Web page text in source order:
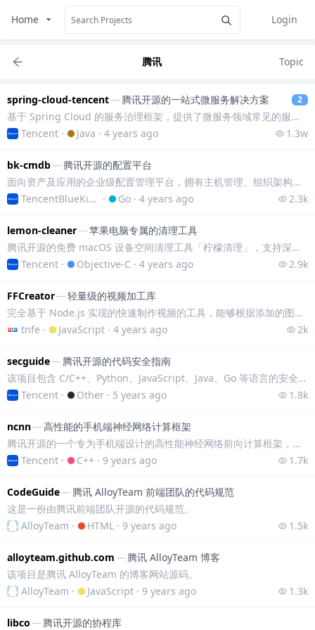
Home
Login
腾讯 Topic
spring-cloud-tencent—腾讯开源的一站式微服务解决方案 2
基于 Spring Cloud 的服务治理框架，提供了微服务领域常见的服务注册与发现、配置中心、服务路由、限流熔断以及元数据链路透传等能力。
Tencent · Java · 4 years ago 1.3w
bk-cmdb—腾讯开源的配置平台
面向资产及应用的企业级配置管理平台，拥有主机管理、组织架构管理、通用权限管理、操作审计等功能。该项目的代码审核很严格，此举不仅保证了项目的代码质量，还提高了代码
TencentBlueKing · Go · 4 years ago 2.3k
lemon-cleaner—苹果电脑专属的清理工具
腾讯开源的免费 macOS 设备空间清理工具「柠檬清理」，支持深度清理、删除重复文件、卸载应用、状态栏显示等功能，能够一键轻松清理垃圾释放空间。
Tencent · Objective-C · 4 years ago 2.9k
FFCreator—轻量级的视频加工库
完全基于 Node.js 实现的快速制作视频的工具，能够根据添加的图片、视频和音乐，轻松地制作出新的视频。
tnfe · JavaScript · 4 years ago 2k
secguide—腾讯开源的代码安全指南
该项目包含 C/C++、Python、JavaScript、Java、Go 等语言的安全编码指南，内容简单易懂能够帮助开发者，在代码源头规避安全风险减少漏洞。
Tencent · Other · 5 years ago 1.8k
ncnn—高性能的手机端神经网络计算框架
腾讯开源的一个专为手机端设计的高性能神经网络前向计算框架，具有无第三方依赖、跨平台、速度快等特点。
Tencent · C++ · 9 years ago 1.7k
CodeGuide—腾讯 AlloyTeam 前端团队的代码规范
这是一份由腾讯前端团队开源的代码规范。
AlloyTeam · HTML · 9 years ago 1.5k
alloyteam.github.com—腾讯 AlloyTeam 博客
该项目是腾讯 AlloyTeam 的博客网站源码。
AlloyTeam · JavaScript · 9 years ago 1.3k
libco—腾讯开源的协程库